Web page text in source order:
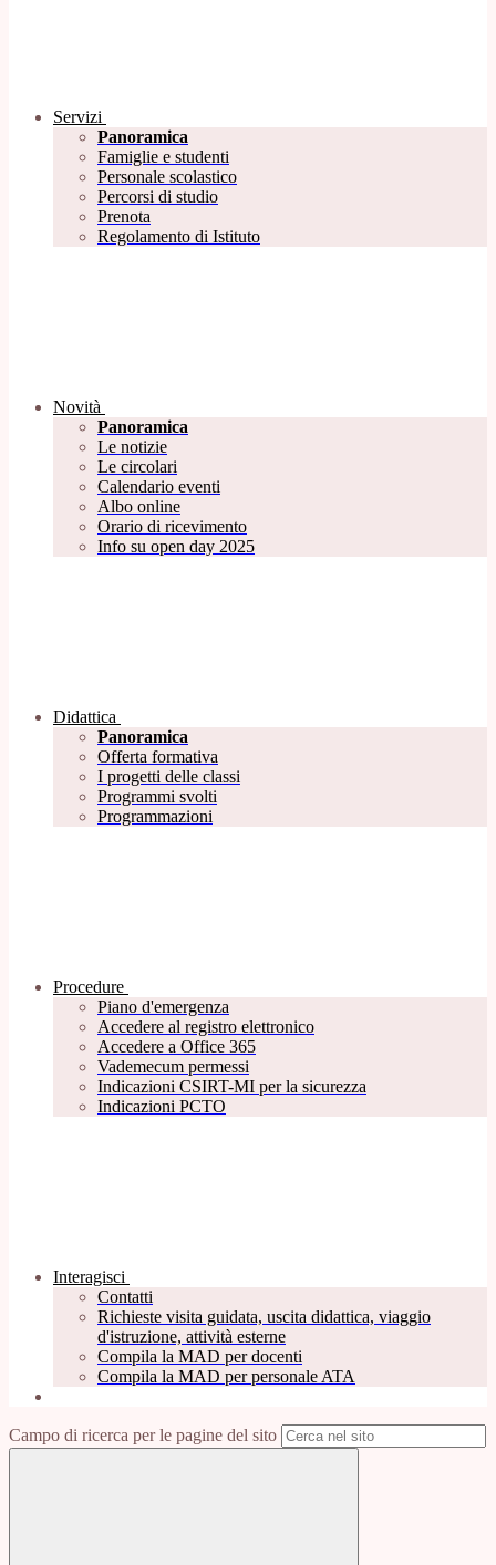
Servizi
Panoramica
Famiglie e studenti
Personale scolastico
Percorsi di studio
Prenota
Regolamento di Istituto
Novità
Panoramica
Le notizie
Le circolari
Calendario eventi
Albo online
Orario di ricevimento
Info su open day 2025
Didattica
Panoramica
Offerta formativa
I progetti delle classi
Programmi svolti
Programmazioni
Procedure
Piano d'emergenza
Accedere al registro elettronico
Accedere a Office 365
Vademecum permessi
Indicazioni CSIRT-MI per la sicurezza
Indicazioni PCTO
Interagisci
Contatti
Richieste visita guidata, uscita didattica, viaggio
d'istruzione, attività esterne
Compila la MAD per docenti
Compila la MAD per personale ATA
Campo di ricerca per le pagine del sito